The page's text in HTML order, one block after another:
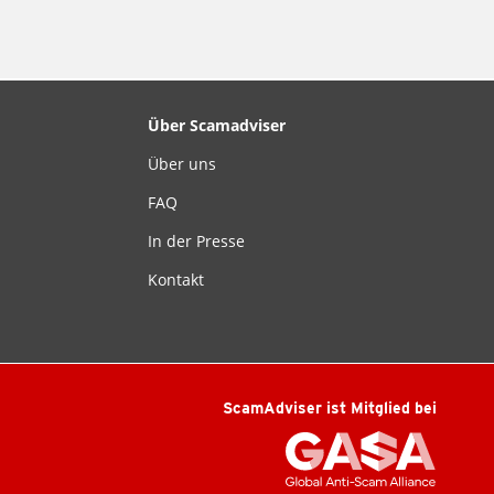
Über Scamadviser
Über uns
FAQ
In der Presse
Kontakt
ScamAdviser ist Mitglied bei